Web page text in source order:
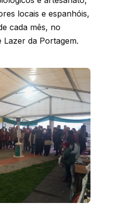
locais e espanhóis,
cada mês, no
da Portagem.